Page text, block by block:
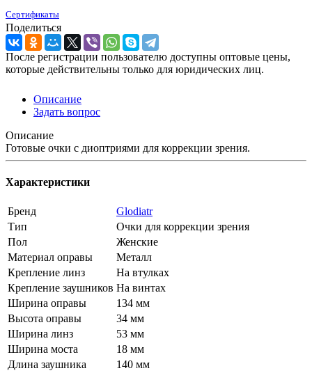
Сертификаты
Поделиться
После регистрации пользователю доступны оптовые цены,
которые действительны только для юридических лиц.
Описание
Задать вопрос
Описание
Готовые очки с диоптриями для коррекции зрения.
Характеристики
Бренд
Glodiatr
Тип
Очки для коррекции зрения
Пол
Женские
Материал оправы
Металл
Крепление линз
На втулках
Крепление заушников На винтах
Ширина оправы
134 мм
Высота оправы
34 мм
Ширина линз
53 мм
Ширина моста
18 мм
Длина заушника
140 мм